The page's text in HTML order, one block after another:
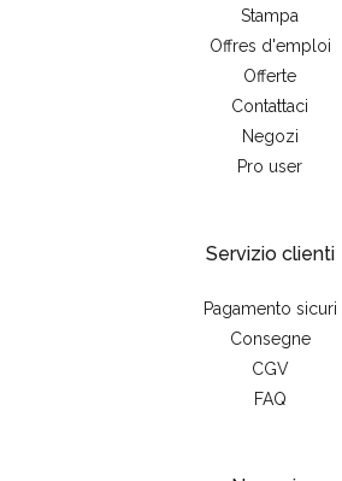
Stampa
Offres d'emploi
Offerte
Contattaci
Negozi
Pro user
Servizio clienti
Pagamento sicuri
Consegne
CGV
FAQ